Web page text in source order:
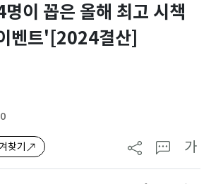
이 꼽은 올해 최고 시책
벤트'[2024결산]
찾기 가